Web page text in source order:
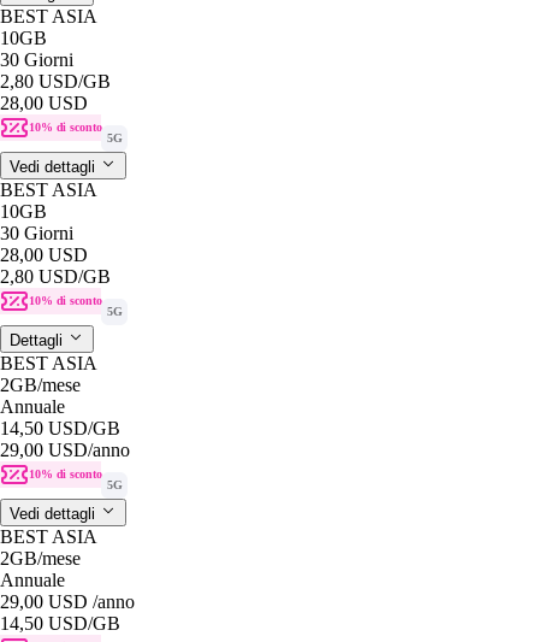
BEST ASIA
10GB
30 Giorni
2,80 USD/GB
28,00 USD
10% di sconto
5G
Vedi dettagli
BEST ASIA
10GB
30 Giorni
28,00 USD
2,80 USD/GB
10% di sconto
5G
Dettagli
BEST ASIA
2GB/mese
Annuale
14,50 USD/GB
29,00 USD/anno
10% di sconto
5G
Vedi dettagli
BEST ASIA
2GB/mese
Annuale
29,00 USD /anno
14,50 USD/GB